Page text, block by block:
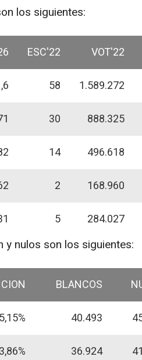
los siguientes:
ESC'22 VOT'22
58 1.589.272
30 888.325
14 496.618
2 168.960
5 284.027
nulos son los siguientes:
BLANCOS
40.493
36.924